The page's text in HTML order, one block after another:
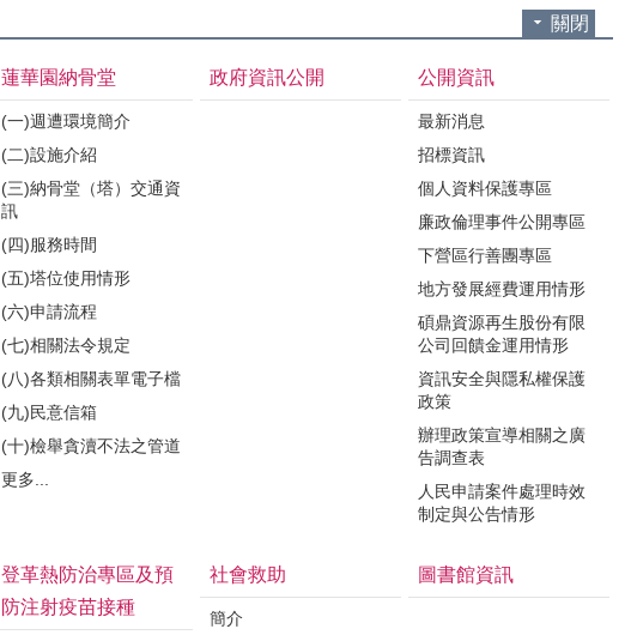
關閉
蓮華園納骨堂
(一)週遭環境簡介
(二)設施介紹
(三)納骨堂（塔）交通資
訊
(四)服務時間
(五)塔位使用情形
(六)申請流程
(七)相關法令規定
(八)各類相關表單電子檔
(九)民意信箱
(十)檢舉貪瀆不法之管道
更多...
政府資訊公開 公開資訊
最新消息
招標資訊
個人資料保護專區
廉政倫理事件公開專區
下營區行善團專區
地方發展經費運用情形
碩鼎資源再生股份有限
公司回饋金運用情形
資訊安全與隱私權保護
政策
辦理政策宣導相關之廣
告調查表
人民申請案件處理時效
制定與公告情形
登革熱防治專區及預
防注射疫苗接種
社會救助
簡介
圖書館資訊